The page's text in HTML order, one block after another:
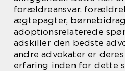
forældreansvar,
ægtepagter,
adoptionsrelaterede
adskiller den bedste
andre advokater er
erfaring inden for dette